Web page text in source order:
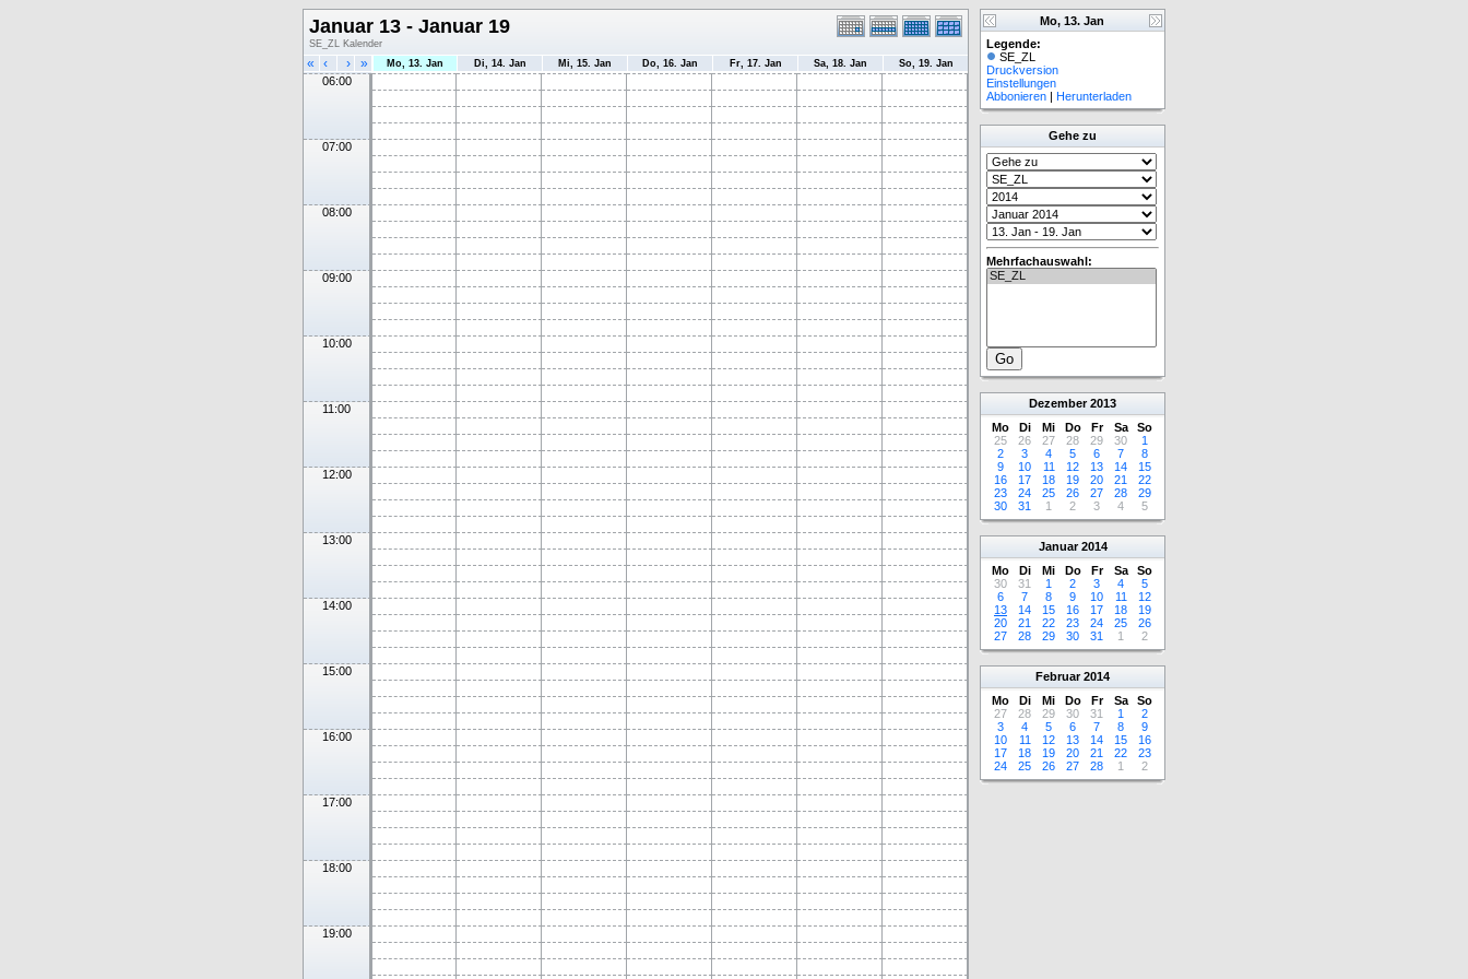
Januar 13 - Januar 19
SE_ZL Kalender
« ‹ › » Mo, 13. Jan Di, 14. Jan Mi, 15. Jan Do, 16. Jan Fr, 17. Jan Sa, 18. Jan So, 19. Jan
06:00
07:00
08:00
09:00
10:00
11:00
12:00
13:00
14:00
15:00
16:00
17:00
18:00
19:00
Mo, 13. Jan
Legende:
SE_ZL
Druckversion
Einstellungen
Abbonieren | Herunterladen
Gehe zu
Mehrfachauswahl:
Dezember 2013
Mo
Di Mi Do Fr Sa
So
25
26 27 28 29 30
1
2
3 4 5 6 7
8
9
10 11 12 13 14
15
16
17 18 19 20 21
22
23
24 25 26 27 28
29
30
31 1 2 3 4 5
Januar 2014
Mo
Di Mi Do Fr Sa
So
30
31 1 2 3 4
5
6
7 8 9 10 11
12
13
14 15 16 17 18
19
20
21 22 23 24 25
26
27
28 29 30 31 1 2
Februar 2014
Mo
Di Mi Do Fr Sa
So
27
28 29 30 31 1
2
3
4 5 6 7 8
9
10
11 12 13 14 15
16
17
18 19 20 21 22
23
24
25 26 27 28 1 2